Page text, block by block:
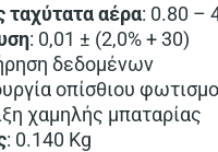
ταχύτατααέρα: 0.80 –
: 0,01 ± (2,0% + 30)
δεδομένων
οπίσθιου
χαμηλής μπαταρίας
: 0.140 Kg